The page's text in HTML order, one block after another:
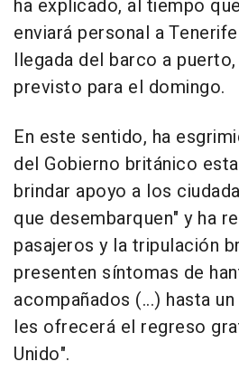
ha explicado, al tiempo
enviará personal a
llegada del barco a
previsto para el domingo.
En este sentido, ha
del Gobierno británico
brindar apoyo a los
que desembarquen" y ha
pasajeros y la tripulación
presenten síntomas de
acompañados (...) hasta
les ofrecerá el regreso
Unido".